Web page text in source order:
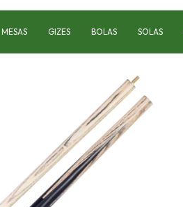
MESAS GIZES BOLAS SOLAS